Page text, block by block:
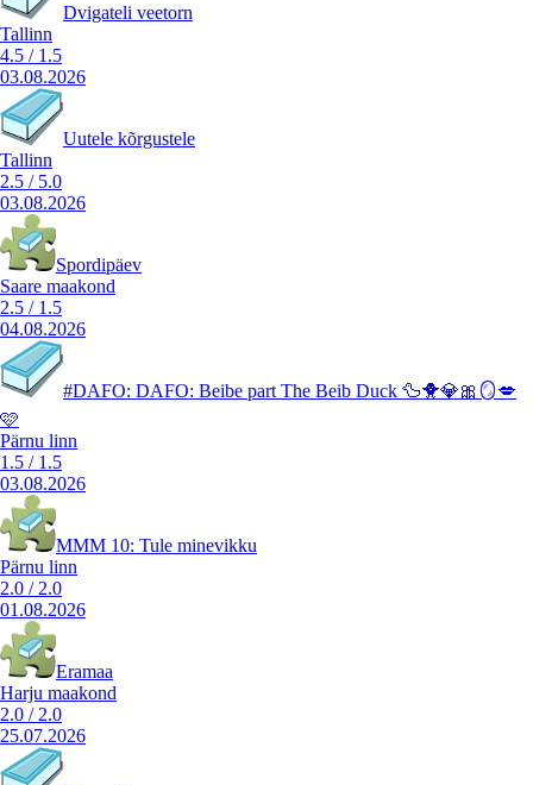
Dvigateli veetorn
Tallinn
4.5 / 1.5
03.08.2026
Uutele kõrgustele
Tallinn
2.5 / 5.0
03.08.2026
Spordipäev
Saare maakond
2.5 / 1.5
04.08.2026
#DAFO: DAFO: Beibe part The Beib Duck 🦆🐥💎🎀🪞💋
🩷
Pärnu linn
1.5 / 1.5
03.08.2026
MMM 10: Tule minevikku
Pärnu linn
2.0 / 2.0
01.08.2026
Eramaa
Harju maakond
2.0 / 2.0
25.07.2026